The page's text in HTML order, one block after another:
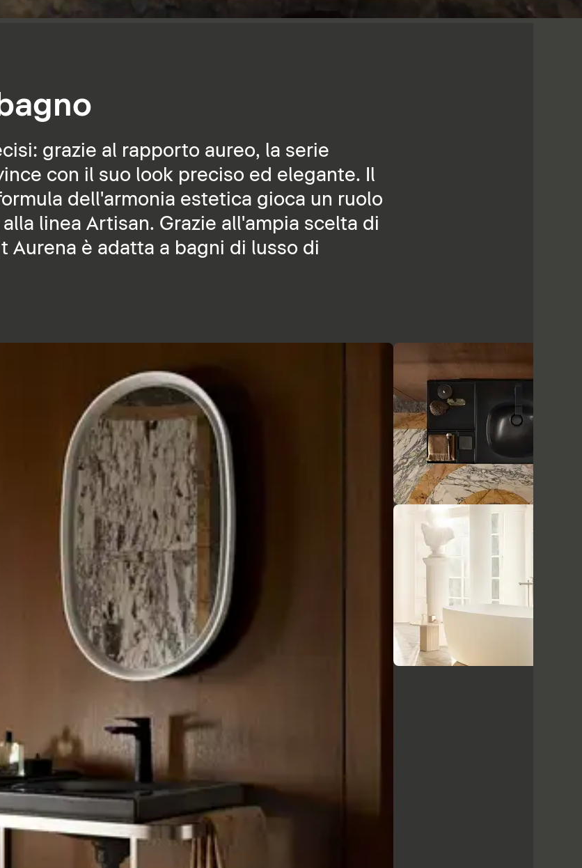
grazie al rapporto aureo, la serie
con il suo look preciso ed elegante. Il
dell'armonia estetica gioca un ruolo
linea Artisan. Grazie all'ampia scelta di
Aurena è adatta a bagni di lusso di